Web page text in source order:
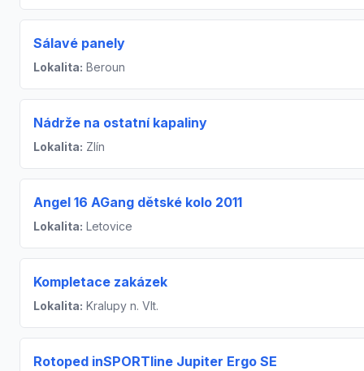
Sálavé panely
Lokalita: Beroun
Nádrže na ostatní kapaliny
Lokalita: Zlín
Angel 16 AGang dětské kolo 2011
Lokalita: Letovice
Kompletace zakázek
Lokalita: Kralupy n. Vlt.
Rotoped inSPORTline Jupiter Ergo SE